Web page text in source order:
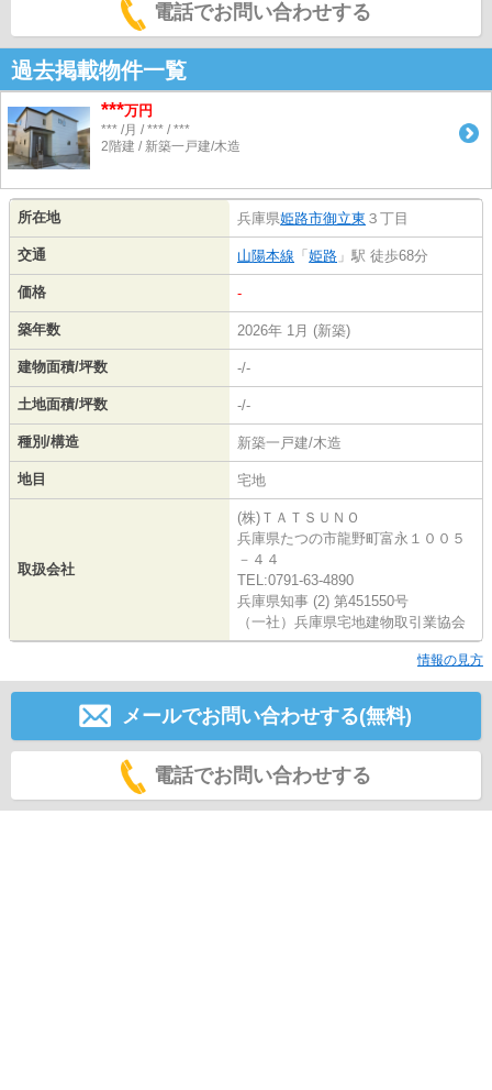
電話でお問い合わせする
過去掲載物件一覧
***万円
*** /月 / *** / ***
2階建 / 新築一戸建/木造
所在地 兵庫県姫路市御立東 ３丁目
交通 山陽本線 「 姫路 」駅 徒歩68分
価格 -
築年数 2026年 1月 (新築)
建物面積/坪数 -/-
土地面積/坪数 -/-
種別/構造 新築一戸建/木造
地目 宅地
取扱会社
(株)ＴＡＴＳＵＮＯ
兵庫県たつの市龍野町富永１００５
－４４
TEL:0791-63-4890
兵庫県知事 (2) 第451550号
（一社）兵庫県宅地建物取引業協会
情報の見方
メールでお問い合わせする(無料)
電話でお問い合わせする